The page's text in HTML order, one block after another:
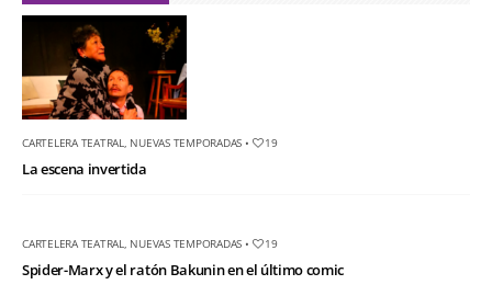
CARTELERA TEATRAL NUEVAS TEMPORADAS • 19
La escena invertida
CARTELERA TEATRAL NUEVAS TEMPORADAS • 19
Spider-Marx y el ratón Bakunin en el último comic